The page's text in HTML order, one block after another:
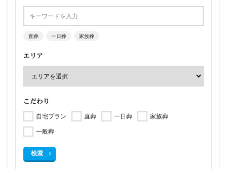
直葬 一日葬 家族葬
エリア
こだわり
自宅プラン 直葬 一日葬
家族葬
一般葬
検索